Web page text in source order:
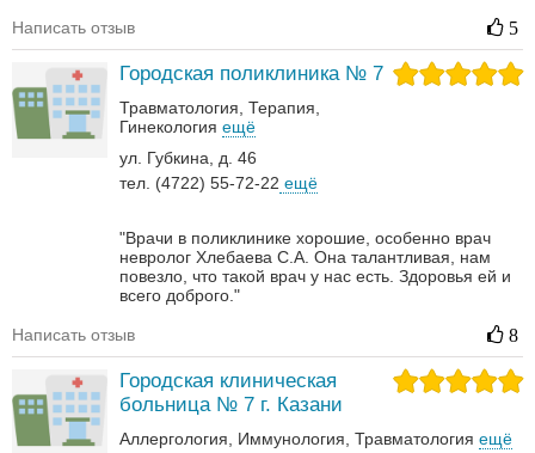
Написать отзыв 5
Городская поликлиника № 7
Травматология Терапия
Гинекология ещё
ул. Губкина, д. 46
тел. (4722) 55-72-22 ещё
"Врачи в поликлинике хорошие, особенно врач
невролог Хлебаева С.А. Она талантливая, нам
повезло, что такой врач у нас есть. Здоровья ей и
всего доброго."
Написать отзыв 8
Городская клиническая
больница № 7 г. Казани
Аллергология Иммунология Травматология ещё